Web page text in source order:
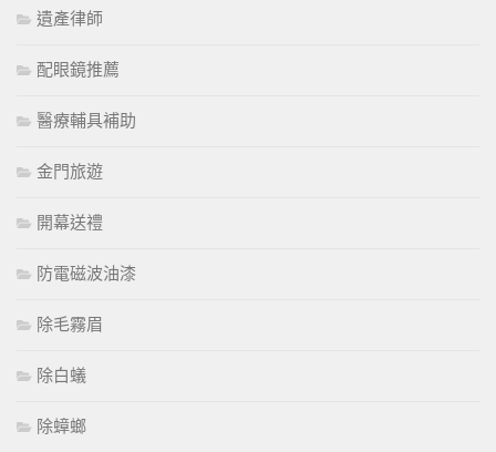
遺產律師
配眼鏡推薦
醫療輔具補助
金門旅遊
開幕送禮
防電磁波油漆
除毛霧眉
除白蟻
除蟑螂